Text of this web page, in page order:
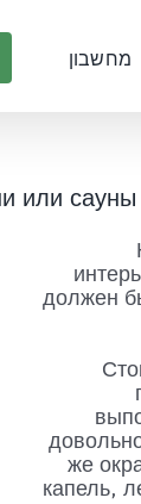
מחשבון
или сауны
должен
же
капель,